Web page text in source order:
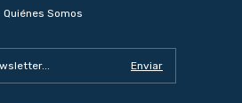
Quiénes Somos